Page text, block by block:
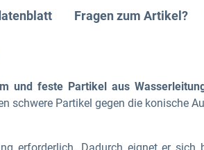
Fragen zum Artikel?
und feste Partikel aus
schwere Partikel gegen die konische